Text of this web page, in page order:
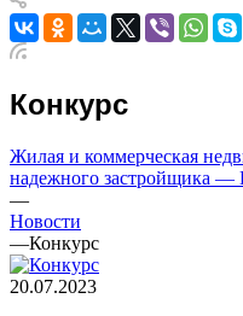
Конкурс
Жилая и коммерческая
надежного застройщика
—
Новости
—Конкурс
20.07.2023